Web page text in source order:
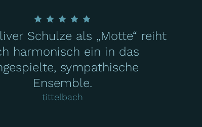
Schulze als „Motte“ reiht
harmonisch ein in das
sympathische
Ensemble.
tittelbach